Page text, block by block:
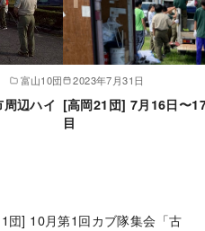
富山10団
辺ハイ
2023年7月31日
[高岡21団] 7月16日〜
目
団] 10月第1回カブ隊集会「古